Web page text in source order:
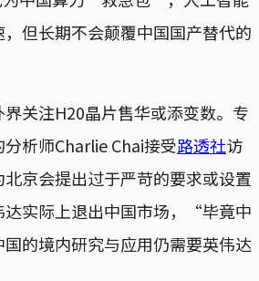
但长期不会颠覆中国国产替代的
关注H20晶片售华或添变数。专
析师Charlie Chai接受路透社访
京会提出过于严苛的要求或设置
达实际上退出中国市场，“毕竟中
的境内研究与应用仍需要英伟达